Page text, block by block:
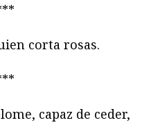
corta rosas.
capaz de ceder,